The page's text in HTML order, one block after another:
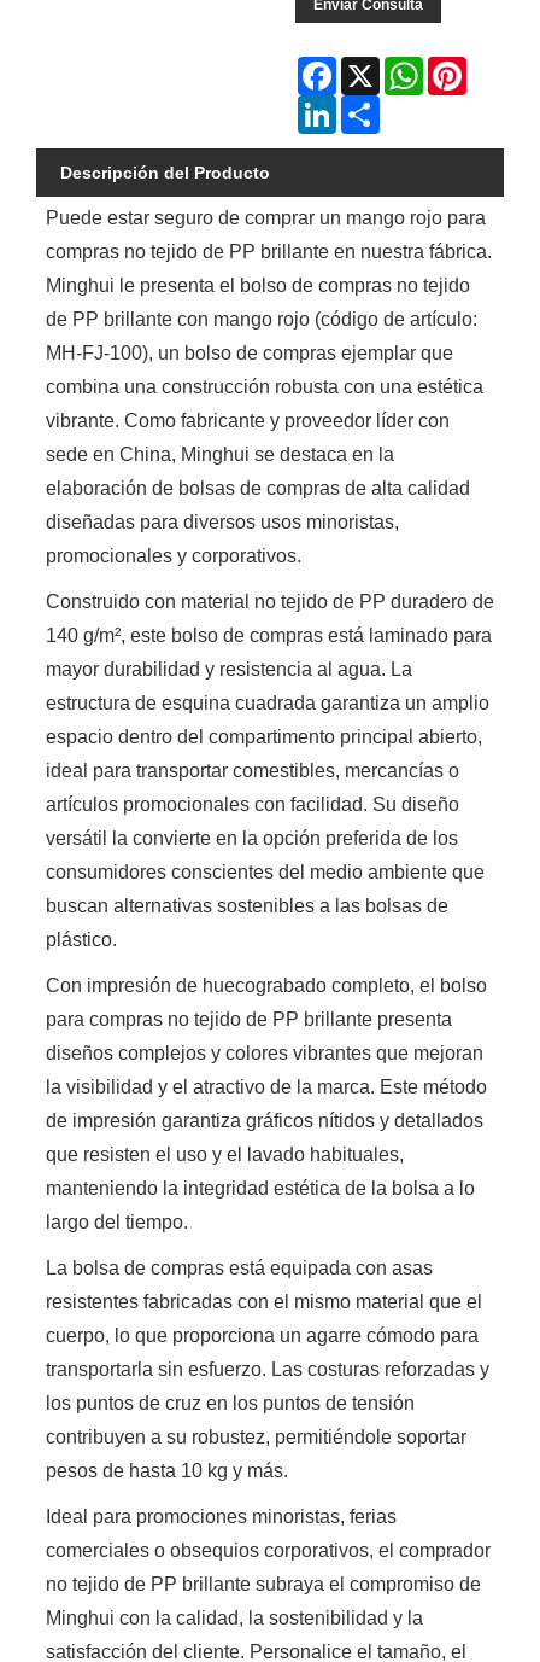
Enviar Consulta
Facebook
X WhatsApp
LinkedIn
Descripción del Producto
Puede estar seguro de comprar un mango rojo para
compras no tejido de PP brillante en nuestra fábrica.
Minghui le presenta el bolso de compras no tejido
de PP brillante con mango rojo (código de artículo:
MH-FJ-100), un bolso de compras ejemplar que
combina una construcción robusta con una estética
vibrante. Como fabricante y proveedor líder con
sede en China, Minghui se destaca en la
elaboración de bolsas de compras de alta calidad
diseñadas para diversos usos minoristas,
promocionales y corporativos.
Construido con material no tejido de PP duradero de
140 g/m², este bolso de compras está laminado para
mayor durabilidad y resistencia al agua. La
estructura de esquina cuadrada garantiza un amplio
espacio dentro del compartimento principal abierto,
ideal para transportar comestibles, mercancías o
artículos promocionales con facilidad. Su diseño
versátil la convierte en la opción preferida de los
consumidores conscientes del medio ambiente que
buscan alternativas sostenibles a las bolsas de
plástico.
Con impresión de huecograbado completo, el bolso
para compras no tejido de PP brillante presenta
diseños complejos y colores vibrantes que mejoran
la visibilidad y el atractivo de la marca. Este método
de impresión garantiza gráficos nítidos y detallados
que resisten el uso y el lavado habituales,
manteniendo la integridad estética de la bolsa a lo
largo del tiempo.
La bolsa de compras está equipada con asas
resistentes fabricadas con el mismo material que el
cuerpo, lo que proporciona un agarre cómodo para
transportarla sin esfuerzo. Las costuras reforzadas y
los puntos de cruz en los puntos de tensión
contribuyen a su robustez, permitiéndole soportar
pesos de hasta 10 kg y más.
Ideal para promociones minoristas, ferias
comerciales o obsequios corporativos, el comprador
no tejido de PP brillante subraya el compromiso de
Minghui con la calidad, la sostenibilidad y la
satisfacción del cliente. Personalice el tamaño, el